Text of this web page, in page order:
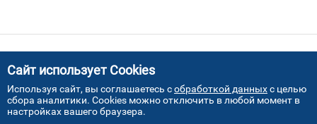
ПРИСОЕДИНЯЙТЕСЬ!
Сайт использует Cookies
Используя сайт, вы соглашаетесь собработкой данныхс целью
сбора аналитики. Cookies можно отключить в любой момент в
настройках вашего браузера.